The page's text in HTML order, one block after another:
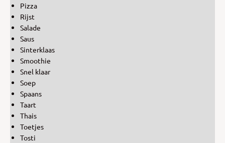
Pizza
Rijst
Salade
Saus
Sinterklaas
Smoothie
Snel klaar
Soep
Spaans
Taart
Thais
Toetjes
Tosti